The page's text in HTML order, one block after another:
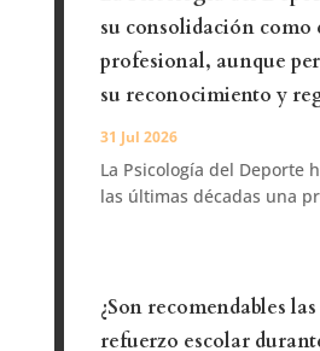
su consolidación como
profesional, aunque
su reconocimiento y
31 Jul 2026
La Psicología del Deporte
las últimas décadas una
¿Son recomendables
refuerzo escolar